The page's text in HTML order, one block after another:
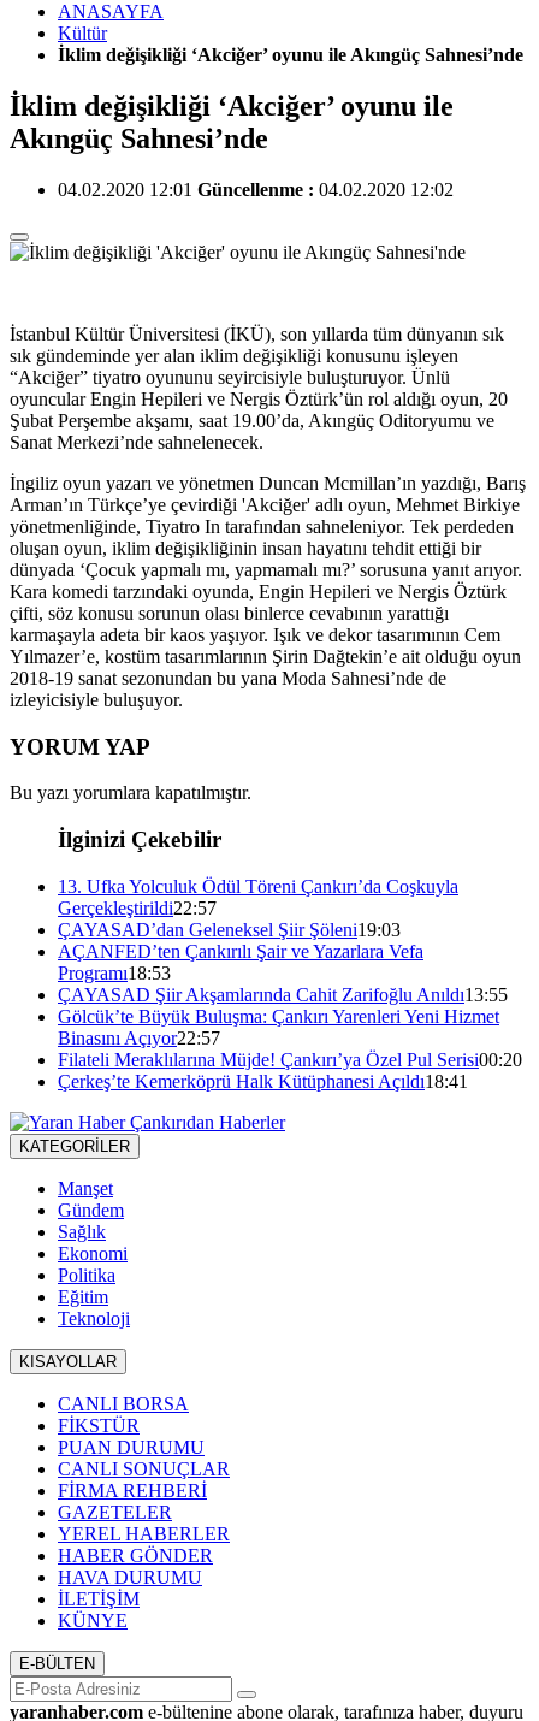
ANASAYFA
Kültür
İklim değişikliği ‘Akciğer’ oyunu ile Akıngüç Sahnesi’nde
İklim değişikliği ‘Akciğer’ oyunu ile
Akıngüç Sahnesi’nde
04.02.2020 12:01 Güncellenme : 04.02.2020 12:02
İstanbul Kültür Üniversitesi (İKÜ), son yıllarda tüm dünyanın sık
sık gündeminde yer alan iklim değişikliği konusunu işleyen
“Akciğer” tiyatro oyununu seyircisiyle buluşturuyor. Ünlü
oyuncular Engin Hepileri ve Nergis Öztürk’ün rol aldığı oyun, 20
Şubat Perşembe akşamı, saat 19.00’da, Akıngüç Oditoryumu ve
Sanat Merkezi’nde sahnelenecek.
İngiliz oyun yazarı ve yönetmen Duncan Mcmillan’ın yazdığı, Barış
Arman’ın Türkçe’ye çevirdiği 'Akciğer' adlı oyun, Mehmet Birkiye
yönetmenliğinde, Tiyatro In tarafından sahneleniyor. Tek perdeden
oluşan oyun, iklim değişikliğinin insan hayatını tehdit ettiği bir
dünyada ‘Çocuk yapmalı mı, yapmamalı mı?’ sorusuna yanıt arıyor.
Kara komedi tarzındaki oyunda, Engin Hepileri ve Nergis Öztürk
çifti, söz konusu sorunun olası binlerce cevabının yarattığı
karmaşayla adeta bir kaos yaşıyor. Işık ve dekor tasarımının Cem
Yılmazer’e, kostüm tasarımlarının Şirin Dağtekin’e ait olduğu oyun
2018-19 sanat sezonundan bu yana Moda Sahnesi’nde de
izleyicisiyle buluşuyor.
YORUM YAP
Bu yazı yorumlara kapatılmıştır.
İlginizi Çekebilir
13. Ufka Yolculuk Ödül Töreni Çankırı’da Coşkuyla
Gerçekleştirildi22:57
ÇAYASAD’dan Geleneksel Şiir Şöleni19:03
AÇANFED’ten Çankırılı Şair ve Yazarlara Vefa
Programı18:53
ÇAYASAD Şiir Akşamlarında Cahit Zarifoğlu Anıldı13:55
Gölcük’te Büyük Buluşma: Çankırı Yarenleri Yeni Hizmet
Binasını Açıyor22:57
Filateli Meraklılarına Müjde! Çankırı’ya Özel Pul Serisi00:20
Çerkeş’te Kemerköprü Halk Kütüphanesi Açıldı18:41
KATEGORİLER
Manşet
Gündem
Sağlık
Ekonomi
Politika
Eğitim
Teknoloji
KISAYOLLAR
CANLI BORSA
FİKSTÜR
PUAN DURUMU
CANLI SONUÇLAR
FİRMA REHBERİ
GAZETELER
YEREL HABERLER
HABER GÖNDER
HAVA DURUMU
İLETİŞİM
KÜNYE
E-BÜLTEN
yaranhaber.com e-bültenine abone olarak, tarafınıza haber, duyuru